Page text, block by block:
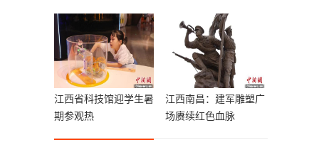
江西省科技馆迎学生暑
期参观热
江西南昌：建军雕塑广
场赓续红色血脉